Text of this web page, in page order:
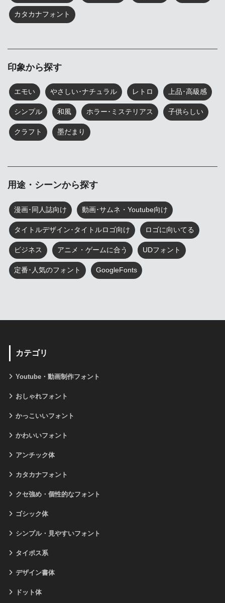
カタカナフォント
印象から探す
エモい やさしい･ナチュラル レトロ 上品･高級感
シンプル 和風 ホラー･ミステリアス 子供らしい
クラフト 墨だまり
用途・シーンから探す
漫画･同人誌向け 動画･サムネ・Youtube向け
タイトルデザイン･タイトルロゴ向け ロゴに向いてる
ビジネス アニメ・ゲームに合う UDフォント
定番･人気のフォント GoogleFonts
カテゴリ
Youtube・動画制作フォント
おしゃれフォント
かっこいいフォント
かわいいフォント
アンチック体
カタカナフォント
クセ強め・個性的なフォント
ゴシック体
シンプル・見やすいフォント
タイポス系
デザイン書体
ドット体